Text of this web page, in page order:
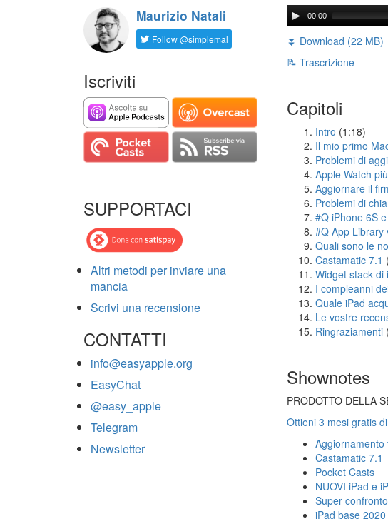
Maurizio Natali
Follow @simplemal
Iscriviti
SUPPORTACI
Altri metodi per inviare una
mancia
Scrivi una recensione
CONTATTI
info@easyapple.org
EasyChat
@easy_apple
Telegram
Newsletter
00:00
⏬ Download (22 MB)
📝 Trascrizione
Capitoli
Intro (1:18)
Il mio primo
Problemi di
Apple Watch
Aggiornare il
Problemi di
#Q iPhone 6S
#Q App Library
Quali sono le
Castamatic 7.1
Widget stack di
I compleanni
Quale iPad
Le vostre
Ringraziamenti
Shownotes
PRODOTTO DELLA
Ottieni 3 mesi gratis
Castamatic 7.1
Pocket Casts
NUOVI iPad e
Super
iPad base